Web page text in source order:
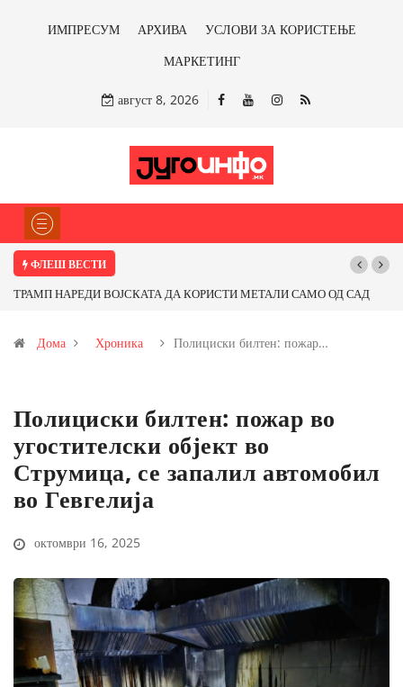
ИМПРЕСУМ АРХИВА
УСЛОВИ ЗА КОРИСТЕЊЕ
МАРКЕТИНГ
август 8, 2026
ФЛЕШ ВЕСТИ
ТРАМП НАРЕДИ ВОЈСКАТА ДА КОРИСТИ МЕТАЛИ САМО ОД САД
Иловица и со антимонот?
Дома Хроника Полициски билтен: пожар…
Полициски билтен: пожар во
угостителски објект во
Струмица, се запалил автомобил
во Гевгелија
октомври 16, 2025